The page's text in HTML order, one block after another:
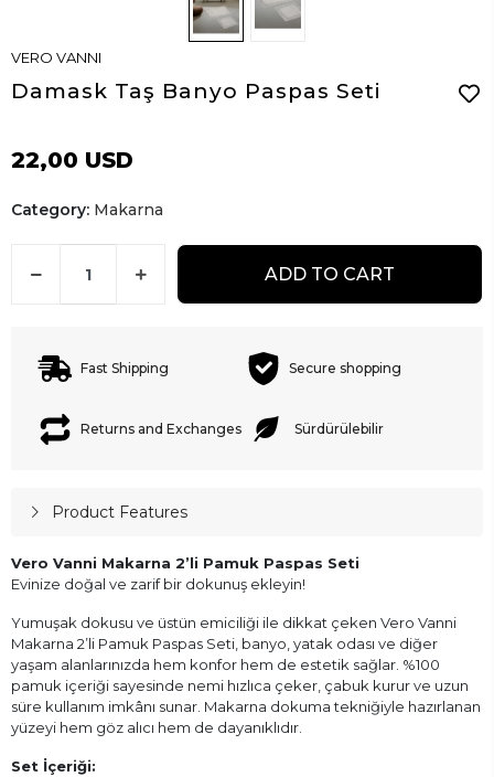
VERO VANNI
Damask Taş Banyo Paspas Seti
22,00 USD
Category: Makarna
ADD TO CART
Fast Shipping Secure shopping
Returns and Exchanges Sürdürülebilir
Product Features
Vero Vanni Makarna 2’li Pamuk Paspas Seti
Evinize doğal ve zarif bir dokunuş ekleyin!
Yumuşak dokusu ve üstün emiciliği ile dikkat çeken Vero Vanni
Makarna 2’li Pamuk Paspas Seti, banyo, yatak odası ve diğer
yaşam alanlarınızda hem konfor hem de estetik sağlar. %100
pamuk içeriği sayesinde nemi hızlıca çeker, çabuk kurur ve uzun
süre kullanım imkânı sunar. Makarna dokuma tekniğiyle hazırlanan
yüzeyi hem göz alıcı hem de dayanıklıdır.
Set İçeriği: